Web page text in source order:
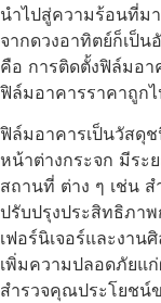
นำไปสู่ความร้อนที่ม
จากดวงอาทิตย์ก็เป็
คือ การติดตั้งฟิล์มอา
ฟิล์มอาคารราคาถูก
ฟิล์มอาคารเป็นวัสดุ
หน้าต่างกระจก มีระ
สถานที่ ต่าง ๆ เช่น
ปรับปรุงประสิทธิภา
เฟอร์นิเจอร์และงาน
เพิ่มความปลอดภัยแ
สำรวจคุณประโยชน์